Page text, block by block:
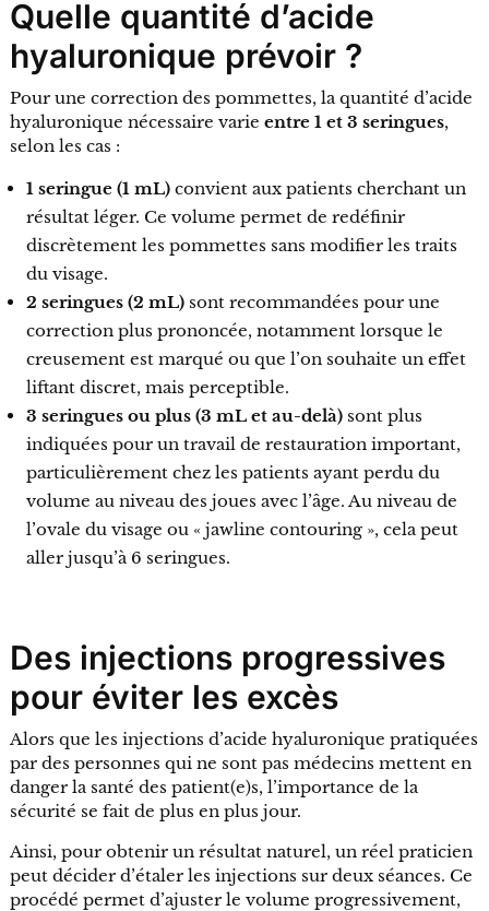
Quelle quantité d’acide
hyaluronique prévoir ?
Pour une correction des pommettes, la quantité d’acide
hyaluronique nécessaire varie entre 1 et 3 seringues,
selon les cas :
1 seringue (1 mL)convient aux patients cherchant un
résultat léger. Ce volume permet de redéfinir
discrètement les pommettes sans modifier les traits
du visage.
2 seringues (2 mL)sont recommandées pour une
correction plus prononcée, notamment lorsque le
creusement est marqué ou que l’on souhaite un effet
liftant discret, mais perceptible.
3 seringues ou plus (3 mL et au-delà)sont plus
indiquées pour un travail de restauration important,
particulièrement chez les patients ayant perdu du
volume au niveau des joues avec l’âge. Au niveau de
l’ovale du visage ou « jawline contouring », cela peut
aller jusqu’à 6 seringues.
Des injections progressives
pour éviter les excès
Alors que les injections d’acide hyaluronique pratiquées
par des personnes qui ne sont pas médecins mettent en
danger la santé des patient(e)s, l’importance de la
sécurité se fait de plus en plus jour.
Ainsi, pour obtenir un résultat naturel, un réel praticien
peut décider d’étaler les injections sur deux séances. Ce
procédé permet d’ajuster le volume progressivement,